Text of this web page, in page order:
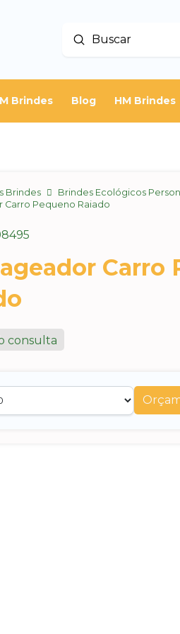
Buscar
Enviar
Brindes Blog HM Brindes
Brindes
Brindes Ecológicos
Carro Pequeno Raiado
Carro
consulta